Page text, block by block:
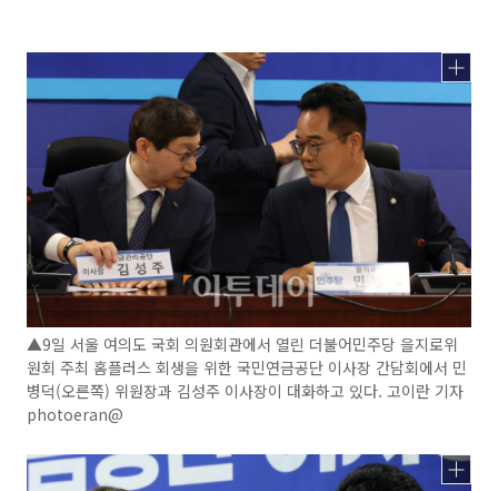
▲9일 서울 여의도 국회 의원회관에서 열린 더불어민주당 을지로위
원회 주최 홈플러스 회생을 위한 국민연금공단 이사장 간담회에서 민
병덕(오른쪽) 위원장과 김성주 이사장이 대화하고 있다. 고이란 기자
photoeran@